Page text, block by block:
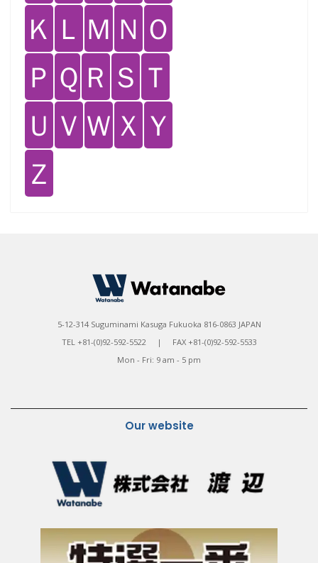
Ｋ Ｌ Ｍ Ｎ Ｏ
Ｐ Ｑ Ｒ Ｓ Ｔ
Ｕ Ｖ Ｗ Ｘ Ｙ
Ｚ
5-12-314 Suguminami Kasuga Fukuoka 816-0863 JAPAN
TEL +81-(0)92-592-5522 | FAX +81-(0)92-592-5533
Mon - Fri: 9 am - 5 pm
Our website